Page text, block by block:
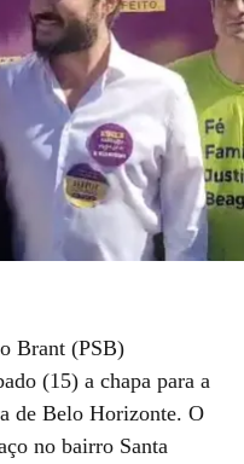
Brant (PSB)
(15) a chapa para a
de Belo Horizonte. O
no bairro Santa